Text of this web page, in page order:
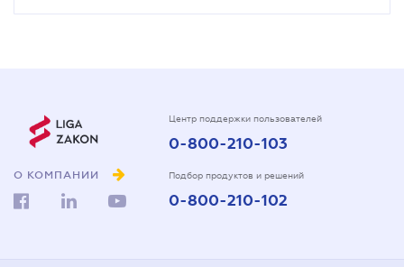
О КОМПАНИИ
Центр поддержки пользователей
0-800-210-103
Подбор продуктов и решений
0-800-210-102